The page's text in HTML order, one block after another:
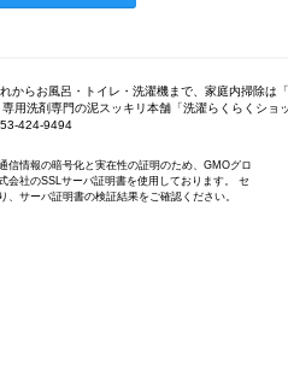
からお風呂・トイレ・洗濯機まで、家庭内掃除は
用洗剤専門の泥スッキリ本舗「洗濯らくらくショ
424-9494
信情報の暗号化と実在性の証明のため、GMOグロ
会社のSSLサーバ証明書を使用しております。 セ
、サーバ証明書の検証結果をご確認ください。